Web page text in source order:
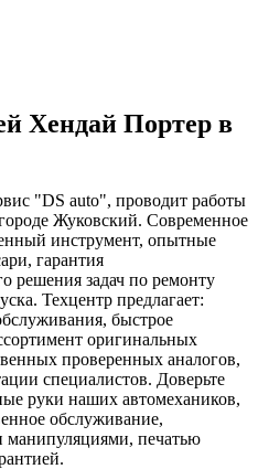
Хендай Портер в
"DS auto", проводит работы
Жуковский. Современное
инструмент, опытные
гарантия
решения задач по ремонту
Техцентр предлагает:
быстрое
оригинальных
проверенных аналогов,
специалистов. Доверьте
руки наших автомехаников,
обслуживание,
манипуляциями, печатью